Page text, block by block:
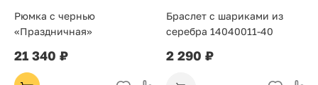
Рюмка с чернью
«Праздничная»
21 340 ₽
Браслет с шариками из
серебра 14040011-40
2 290 ₽